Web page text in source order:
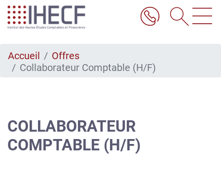
Aller
au
contenu
Accueil
Offres
Collaborateur Comptable (H/F)
COLLABORATEUR
COMPTABLE (H/F)